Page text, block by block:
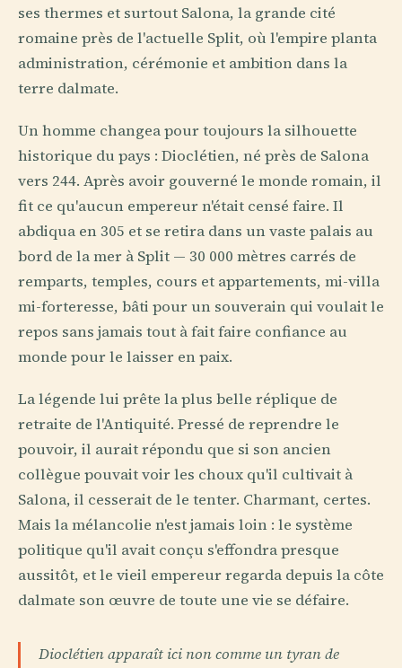
ses thermes et surtout Salona, la grande cité
romaine près de l'actuelle Split, où l'empire planta
administration, cérémonie et ambition dans la
terre dalmate.
Un homme changea pour toujours la silhouette
historique du pays : Dioclétien, né près de Salona
vers 244. Après avoir gouverné le monde romain, il
fit ce qu'aucun empereur n'était censé faire. Il
abdiqua en 305 et se retira dans un vaste palais au
bord de la mer à Split — 30 000 mètres carrés de
remparts, temples, cours et appartements, mi-villa
mi-forteresse, bâti pour un souverain qui voulait le
repos sans jamais tout à fait faire confiance au
monde pour le laisser en paix.
La légende lui prête la plus belle réplique de
retraite de l'Antiquité. Pressé de reprendre le
pouvoir, il aurait répondu que si son ancien
collègue pouvait voir les choux qu'il cultivait à
Salona, il cesserait de le tenter. Charmant, certes.
Mais la mélancolie n'est jamais loin : le système
politique qu'il avait conçu s'effondra presque
aussitôt, et le vieil empereur regarda depuis la côte
dalmate son œuvre de toute une vie se défaire.
Dioclétien apparaît ici non comme un tyran de